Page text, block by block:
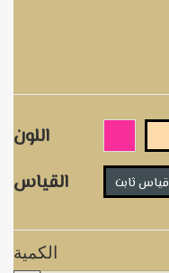
اللون
القياس
قياس ثابت
الكمية